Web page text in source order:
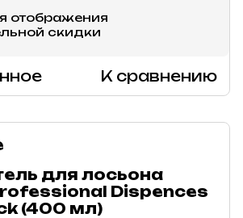
отображения
скидки
К сравнению
для лосьона
Dispences
(400 мл)